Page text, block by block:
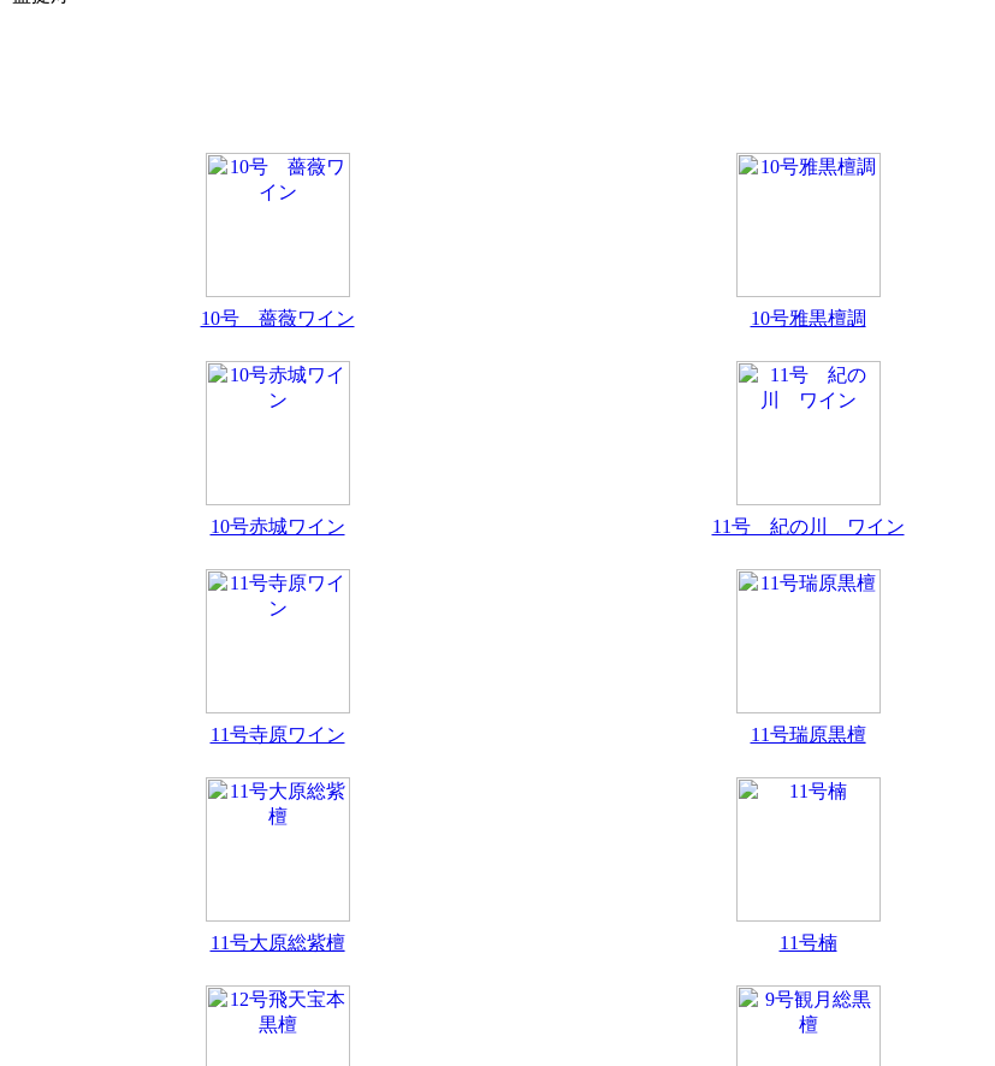
10号 薔薇ワイン 10号雅黒檀調
10号赤城ワイン 11号 紀の川 ワイン
11号寺原ワイン 11号瑞原黒檀
11号大原総紫檀 11号楠